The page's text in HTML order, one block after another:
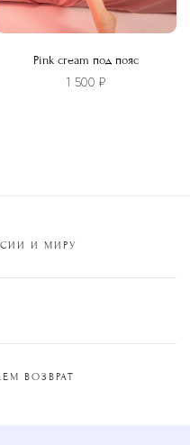
Pink cream под пояс
1 500 ₽
И МИРУ
ВОЗВРАТ